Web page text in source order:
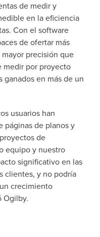
de medir y
en la eficiencia
Con el software
de ofertar más
precisión que
medir por proyecto
ganados en más de un
usuarios han
páginas de planos y
de
equipo y nuestro
significativo en las
clientes, y no podría
crecimiento
Ogilby.